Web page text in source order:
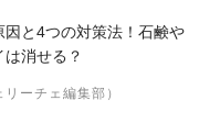
因と4つの対策法！石鹸や
は消せる？
ーチェ編集部）